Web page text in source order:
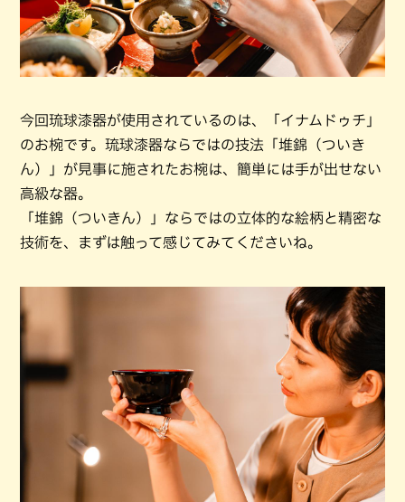
今回琉球漆器が使用されているのは、「イナムドゥチ」
のお椀です。琉球漆器ならではの技法「堆錦（ついき
ん）」が見事に施されたお椀は、簡単には手が出せない
高級な器。
「堆錦（ついきん）」ならではの立体的な絵柄と精密な
技術を、まずは触って感じてみてくださいね。